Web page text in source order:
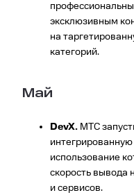
эксклюзивным
на
категорий.
Май
DevX. МТС
использование
скорость вывода
и сервисов.